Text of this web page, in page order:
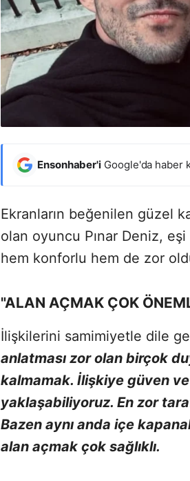
Ensonhaber'i Google'da haber
Ekranların beğenilen güzel
olan oyuncu Pınar Deniz, eşi
hem konforlu hem de zor
"ALAN AÇMAK ÇOK
İlişkilerini samimiyetle dile
anlatması zor olan birçok
kalmamak. İlişkiye güven
yaklaşabiliyoruz. En zor
Bazen aynı anda içe
alan açmak çok sağlıklı.